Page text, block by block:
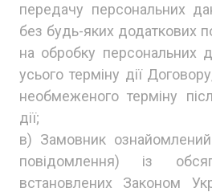
передачу персональних
без будь-яких додаткових
на обробку персональних
усього терміну дії
необмеженого терміну
дії;
в) Замовник
повідомлення) із
встановлених Законом